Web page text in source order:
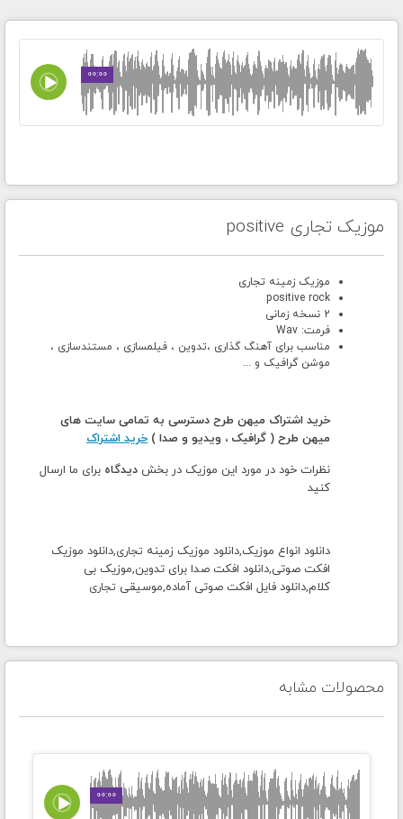
00:00
موزیک تجاری positive
موزیک زمینه تجاری
positive rock
2 نسخه زمانی
فرمت: Wav
مناسب برای آهنگ گذاری ،تدوین ، فیلمسازی ، مستندسازی ،
موشن گرافیک و ...
خرید اشتراک میهن طرح دسترسی به تمامی سایت های
میهن طرح ( گرافیک ، ویدیو و صدا ) خرید اشتراک
نظرات خود در مورد این موزیک در بخش دیدگاه برای ما ارسال
کنید
دانلود انواع موزیک,دانلود موزیک زمینه تجاری,دانلود موزیک
افکت صوتی,دانلود افکت صدا برای تدوین,موزیک بی
کلام,دانلود فایل افکت صوتی آماده,موسیقی تجاری
محصولات مشابه
00:00